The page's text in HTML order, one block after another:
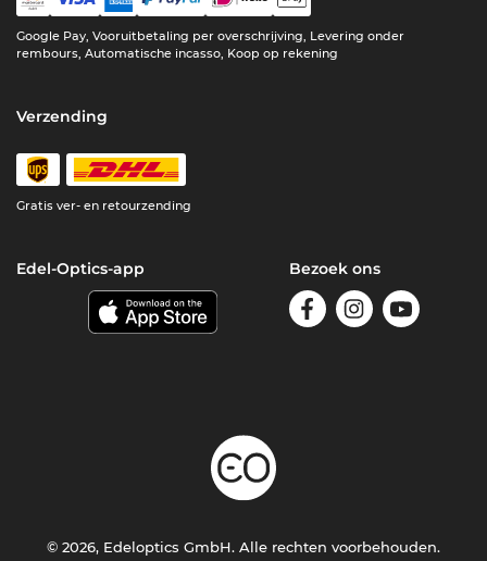
Google Pay, Vooruitbetaling per overschrijving, Levering onder
rembours, Automatische incasso, Koop op rekening
Verzending
Gratis ver- en retourzending
Edel-Optics-app Bezoek ons
© 2026, Edeloptics GmbH. Alle rechten voorbehouden.